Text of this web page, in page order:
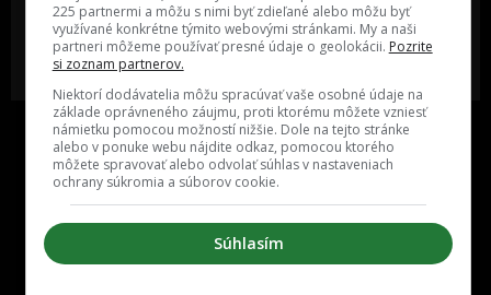
MÁM ZÁUJEM O
SPOLUPRÁCU
POŠLI NÁM TIP NA ČLÁNOK
Inzercia Cenník
225 partnermi a môžu s nimi byť zdieľané alebo môžu byť
využívané konkrétne týmito webovými stránkami. My a naši
partneri môžeme používať presné údaje o geolokácii. Pozrite
si zoznam partnerov.
Niektorí dodávatelia môžu spracúvať vaše osobné údaje na
základe oprávneného záujmu, proti ktorému môžete vzniesť
námietku pomocou možností nižšie. Dole na tejto stránke
alebo v ponuke webu nájdite odkaz, pomocou ktorého
môžete spravovať alebo odvolať súhlas v nastaveniach
ochrany súkromia a súborov cookie.
Súhlasím